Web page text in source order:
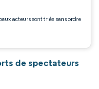
acteurs sont triés sans ordre
de spectateurs